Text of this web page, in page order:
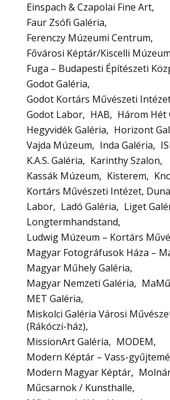
Einspach & Czapolai Fine Art
Faur Zsófi Galéria
Ferenczy Múzeumi Centrum
Fővárosi Képtár/Kiscelli Múzeum
Fuga – Budapesti Építészeti
Godot Galéria
Godot Kortárs Művészeti
Godot Labor
HAB
Három Hét
Hegyvidék Galéria
Horizont
Vajda Múzeum
Inda Galéria
K.A.S. Galéria
Karinthy Szalon
Kassák Múzeum
Kisterem
Kortárs Művészeti Intézet,
Labor
Ladó Galéria
Liget
Longtermhandstand
Ludwig Múzeum – Kortárs
Magyar Fotográfusok Háza –
Magyar Műhely Galéria
Magyar Nemzeti Galéria
MET Galéria
Miskolci Galéria Városi
(Rákóczi-ház)
MissionArt Galéria
MODEM
Modern Képtár – Vass-
Modern Magyar Képtár
Műcsarnok / Kunsthalle